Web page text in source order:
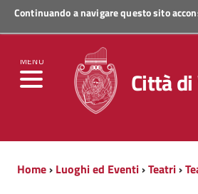
Continuando a navigare questo sito
MENU
Regione Veneto
Città
Home› Luoghi ed Eventi›Teatri›